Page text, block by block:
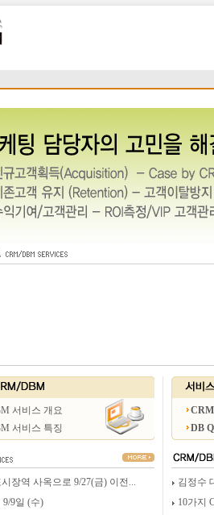
서비스 개요
서비스 특징
장역 사옥으로 9/27(금) 이전...
9일 (수)
DB
김정수
10가지